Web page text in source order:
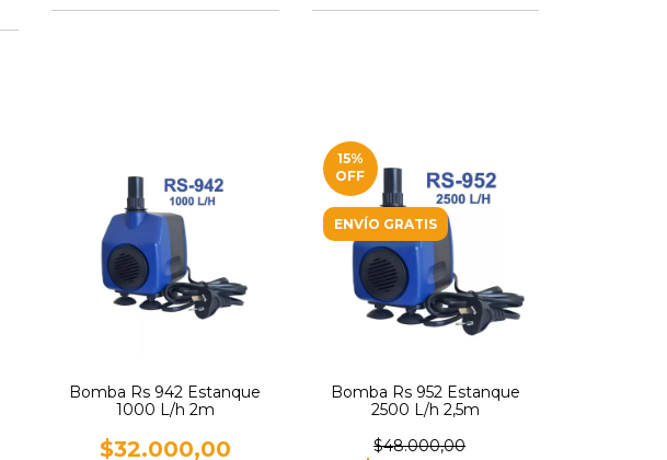
Bomba Rs 942 Estanque
1000 L/h 2m
$32.000,00
15%
OFF
ENVÍO GRATIS
Bomba Rs 952 Estanque
2500 L/h 2,5m
$48.000,00